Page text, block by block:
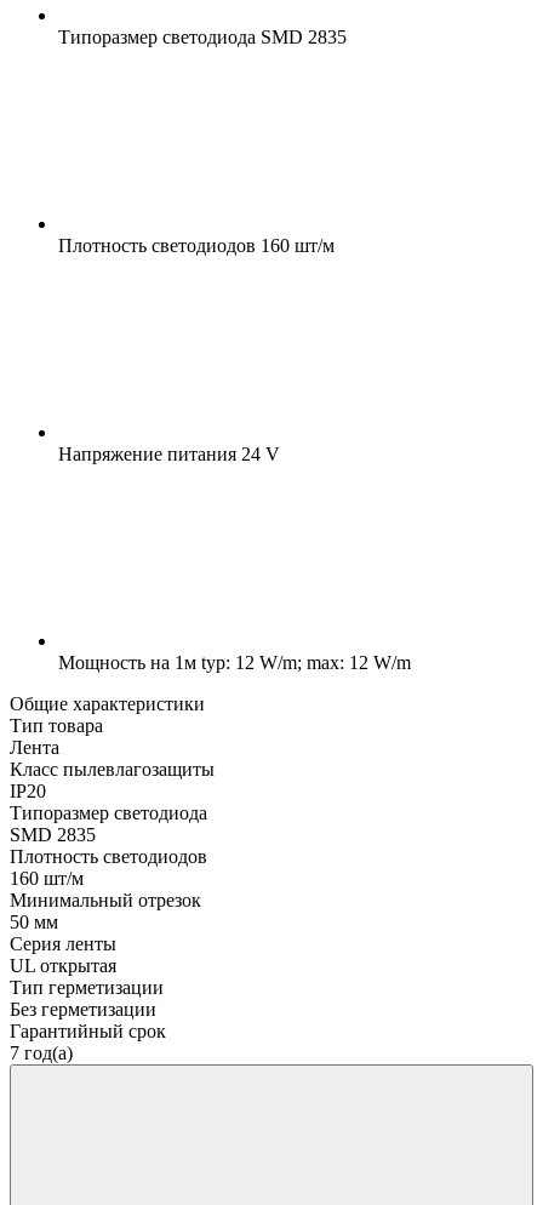
Типоразмер светодиода SMD 2835
Плотность светодиодов 160 шт/м
Напряжение питания 24 V
Мощность на 1м typ: 12 W/m; max: 12 W/m
Общие характеристики
Тип товара
Лента
Класс пылевлагозащиты
IP20
Типоразмер светодиода
SMD 2835
Плотность светодиодов
160 шт/м
Минимальный отрезок
50 мм
Серия ленты
UL открытая
Тип герметизации
Без герметизации
Гарантийный срок
7 год(а)